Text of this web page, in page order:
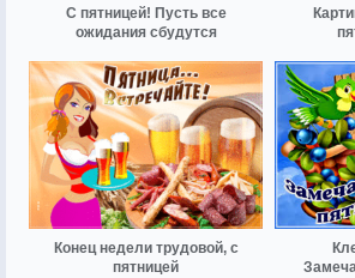
С пятницей! Пусть все
ожидания сбудутся
Конец недели трудовой, с
пятницей